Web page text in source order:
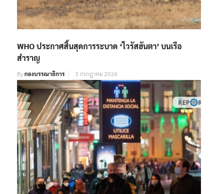
WHO ประกาศสิ้นสุดการระบาด ‘ไวรัสฮันตา’ บนเรือ
สำราญ
Byกองบรรณาธิการ 3 กรกฎาคม 2026